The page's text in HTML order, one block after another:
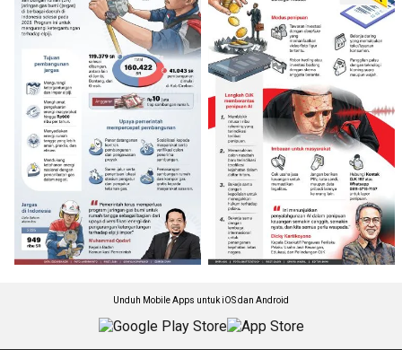
Unduh Mobile Apps untuk iOS dan Android